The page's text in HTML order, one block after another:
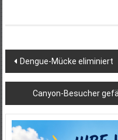
Dengue-Mücke eliminiert
Canyon-Besucher